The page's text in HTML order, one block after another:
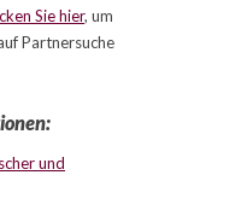
Sie hier, um
Partnersuche
und